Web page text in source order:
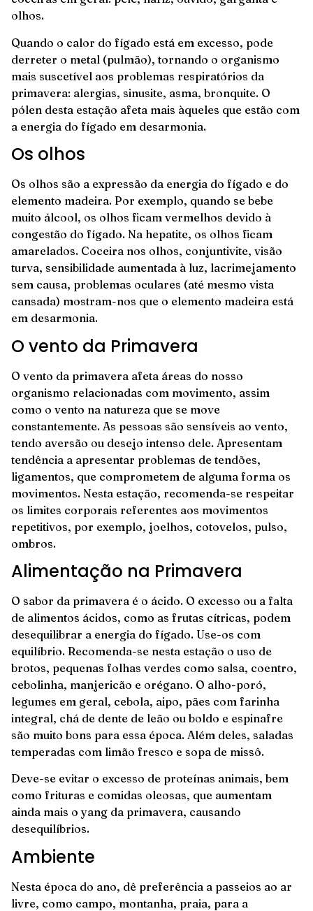
olhos.
Quando o calor do fígado está em excesso, pode
derreter o metal (pulmão), tornando o organismo
mais suscetível aos problemas respiratórios da
primavera: alergias, sinusite, asma, bronquite. O
pólen desta estação afeta mais àqueles que estão com
a energia do fígado em desarmonia.
Os olhos
Os olhos são a expressão da energia do fígado e do
elemento madeira. Por exemplo, quando se bebe
muito álcool, os olhos ficam vermelhos devido à
congestão do fígado. Na hepatite, os olhos ficam
amarelados. Coceira nos olhos, conjuntivite, visão
turva, sensibilidade aumentada à luz, lacrimejamento
sem causa, problemas oculares (até mesmo vista
cansada) mostram-nos que o elemento madeira está
em desarmonia.
O vento da Primavera
O vento da primavera afeta áreas do nosso
organismo relacionadas com movimento, assim
como o vento na natureza que se move
constantemente. As pessoas são sensíveis ao vento,
tendo aversão ou desejo intenso dele. Apresentam
tendência a apresentar problemas de tendões,
ligamentos, que comprometem de alguma forma os
movimentos. Nesta estação, recomenda-se respeitar
os limites corporais referentes aos movimentos
repetitivos, por exemplo, joelhos, cotovelos, pulso,
ombros.
Alimentação na Primavera
O sabor da primavera é o ácido. O excesso ou a falta
de alimentos ácidos, como as frutas cítricas, podem
desequilibrar a energia do fígado. Use-os com
equilíbrio. Recomenda-se nesta estação o uso de
brotos, pequenas folhas verdes como salsa, coentro,
cebolinha, manjericão e orégano. O alho-poró,
legumes em geral, cebola, aipo, pães com farinha
integral, chá de dente de leão ou boldo e espinafre
são muito bons para essa época. Além deles, saladas
temperadas com limão fresco e sopa de missô.
Deve-se evitar o excesso de proteínas animais, bem
como frituras e comidas oleosas, que aumentam
ainda mais o yang da primavera, causando
desequilíbrios.
Ambiente
Nesta época do ano, dê preferência a passeios ao ar
livre, como campo, montanha, praia, para a